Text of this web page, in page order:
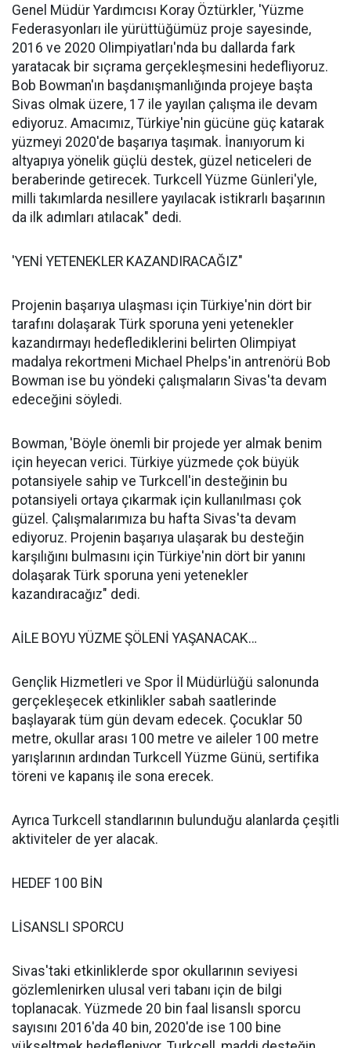
Genel Müdür Yardımcısı Koray Öztürkler, 'Yüzme
Federasyonları ile yürüttüğümüz proje sayesinde,
2016 ve 2020 Olimpiyatları'nda bu dallarda fark
yaratacak bir sıçrama gerçekleşmesini hedefliyoruz.
Bob Bowman'ın başdanışmanlığında projeye başta
Sivas olmak üzere, 17 ile yayılan çalışma ile devam
ediyoruz. Amacımız, Türkiye'nin gücüne güç katarak
yüzmeyi 2020'de başarıya taşımak. İnanıyorum ki
altyapıya yönelik güçlü destek, güzel neticeleri de
beraberinde getirecek. Turkcell Yüzme Günleri'yle,
milli takımlarda nesillere yayılacak istikrarlı başarının
da ilk adımları atılacak" dedi.
'YENİ YETENEKLER KAZANDIRACAĞIZ"
Projenin başarıya ulaşması için Türkiye'nin dört bir
tarafını dolaşarak Türk sporuna yeni yetenekler
kazandırmayı hedeflediklerini belirten Olimpiyat
madalya rekortmeni Michael Phelps'in antrenörü Bob
Bowman ise bu yöndeki çalışmaların Sivas'ta devam
edeceğini söyledi.
Bowman, 'Böyle önemli bir projede yer almak benim
için heyecan verici. Türkiye yüzmede çok büyük
potansiyele sahip ve Turkcell'in desteğinin bu
potansiyeli ortaya çıkarmak için kullanılması çok
güzel. Çalışmalarımıza bu hafta Sivas'ta devam
ediyoruz. Projenin başarıya ulaşarak bu desteğin
karşılığını bulmasını için Türkiye'nin dört bir yanını
dolaşarak Türk sporuna yeni yetenekler
kazandıracağız" dedi.
AİLE BOYU YÜZME ŞÖLENİ YAŞANACAK…
Gençlik Hizmetleri ve Spor İl Müdürlüğü salonunda
gerçekleşecek etkinlikler sabah saatlerinde
başlayarak tüm gün devam edecek. Çocuklar 50
metre, okullar arası 100 metre ve aileler 100 metre
yarışlarının ardından Turkcell Yüzme Günü, sertifika
töreni ve kapanış ile sona erecek.
Ayrıca Turkcell standlarının bulunduğu alanlarda çeşitli
aktiviteler de yer alacak.
HEDEF 100 BİN
LİSANSLI SPORCU
Sivas'taki etkinliklerde spor okullarının seviyesi
gözlemlenirken ulusal veri tabanı için de bilgi
toplanacak. Yüzmede 20 bin faal lisanslı sporcu
sayısını 2016'da 40 bin, 2020'de ise 100 bine